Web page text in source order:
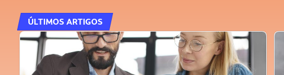
ÚLTIMOS ARTIGOS